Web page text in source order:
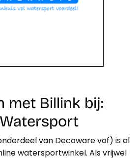
met Billink bij:
van Decoware vof) is al
watersportwinkel. Als vrijwel